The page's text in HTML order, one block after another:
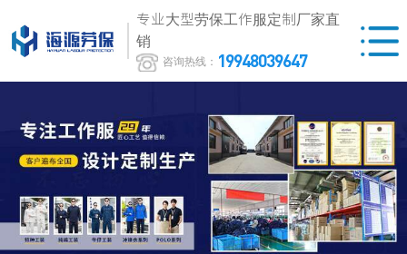
专业大型劳保工作服定制厂家直
销
咨询热线： 19948039647